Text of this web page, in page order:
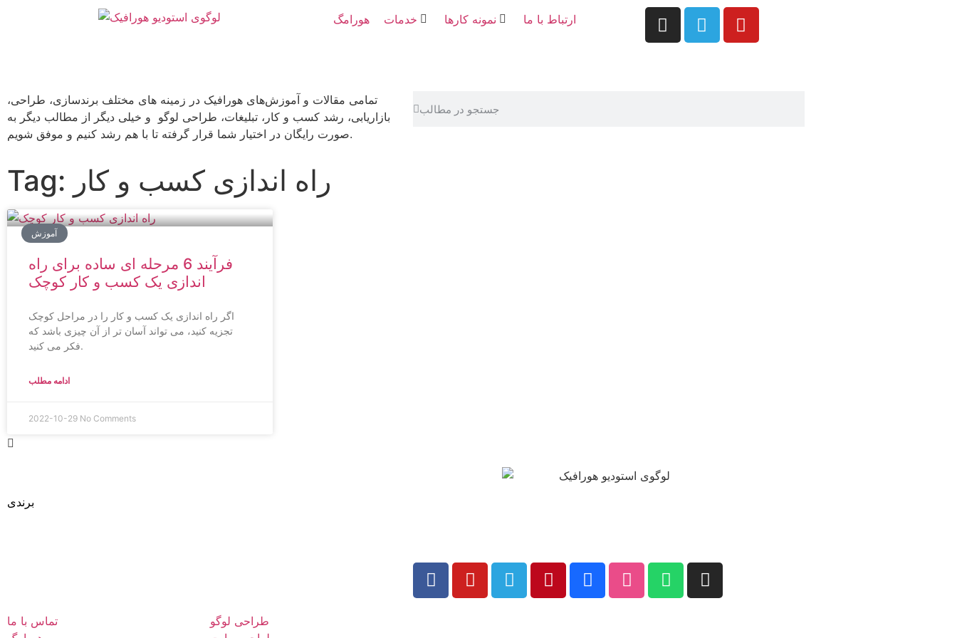
هورامگ خدمات نمونه کارها ارتباط با ما
تمامی مقالات و آموزش‌های هورافیک در زمینه های مختلف برندسازی، طراحی،
بازاریابی، رشد کسب و کار، تبلیغات، طراحی لوگو و خیلی دیگر از مطالب دیگر به
صورت رایگان در اختیار شما قرار گرفته تا با هم رشد کنیم و موفق شویم.
Tag: راه اندازی کسب و کار
آموزش
فرآیند 6 مرحله ای ساده برای راه
اندازی یک کسب و کار کوچک
اگر راه اندازی یک کسب و کار را در مراحل کوچک
تجزیه کنید، می تواند آسان تر از آن چیزی باشد که
فکر می کنید.
ادامه مطلب
2022-10-29 No Comments
برندی
تماس با ما
طراحی لوگو